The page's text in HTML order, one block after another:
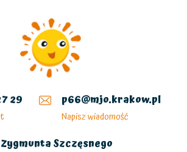
29 p66@mjo.krakow.pl
Napisz wiadomość
Szczęsnego